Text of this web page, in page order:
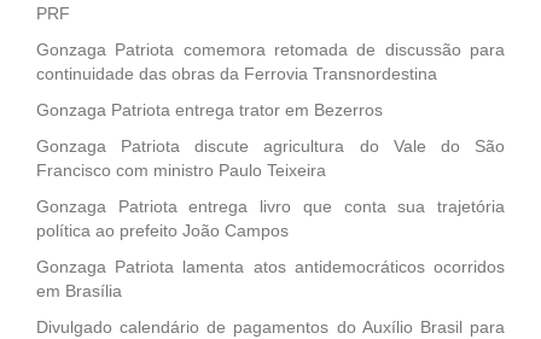
PRF
Gonzaga Patriota comemora retomada de discussão para
continuidade das obras da Ferrovia Transnordestina
Gonzaga Patriota entrega trator em Bezerros
Gonzaga Patriota discute agricultura do Vale do São
Francisco com ministro Paulo Teixeira
Gonzaga Patriota entrega livro que conta sua trajetória
política ao prefeito João Campos
Gonzaga Patriota lamenta atos antidemocráticos ocorridos
em Brasília
Divulgado calendário de pagamentos do Auxílio Brasil para